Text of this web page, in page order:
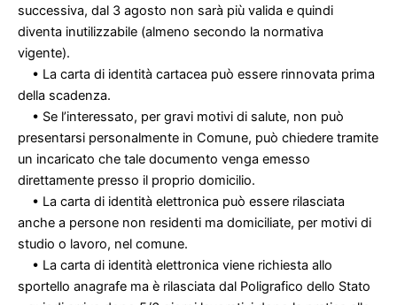
successiva, dal 3 agosto non sarà più valida e quindi
diventa inutilizzabile (almeno secondo la normativa
vigente).
• La carta di identità cartacea può essere rinnovata prima
della scadenza.
• Se l’interessato, per gravi motivi di salute, non può
presentarsi personalmente in Comune, può chiedere tramite
un incaricato che tale documento venga emesso
direttamente presso il proprio domicilio.
• La carta di identità elettronica può essere rilasciata
anche a persone non residenti ma domiciliate, per motivi di
studio o lavoro, nel comune.
• La carta di identità elettronica viene richiesta allo
sportello anagrafe ma è rilasciata dal Poligrafico dello Stato